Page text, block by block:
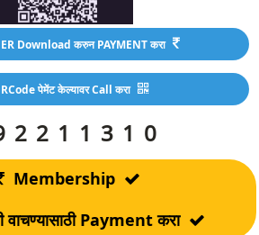
Download करुन PAYMENT करा
पेमेंट केल्यावर Call करा
Membership
वाचण्यासाठी Payment करा